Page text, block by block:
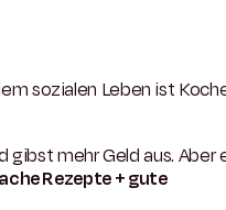
sozialen Leben ist
gibst mehr Geld aus. Aber
Rezepte + gute